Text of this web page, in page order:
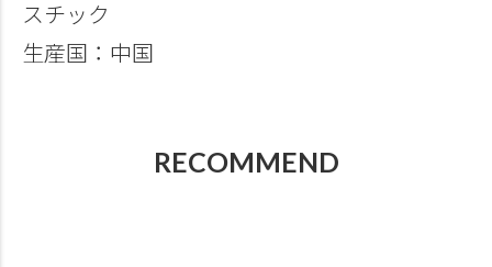
スチック
生産国：中国
RECOMMEND